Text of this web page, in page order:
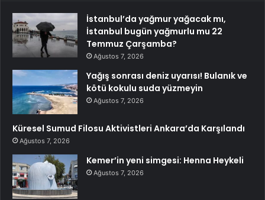
İstanbul’da yağmur yağacak mı,
İstanbul bugün yağmurlu mu 22
Temmuz Çarşamba?
Ağustos 7, 2026
Yağış sonrası deniz uyarısı! Bulanık ve
kötü kokulu suda yüzmeyin
Ağustos 7, 2026
Küresel Sumud Filosu Aktivistleri Ankara’da Karşılandı
Ağustos 7, 2026
Kemer’in yeni simgesi: Henna Heykeli
Ağustos 7, 2026